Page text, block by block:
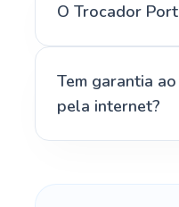
O Trocador
Tem garantia
pela internet?